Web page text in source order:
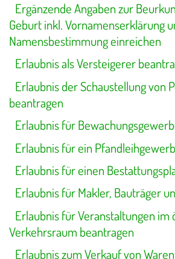
Ergänzende Angaben zur
Geburt inkl. Vornamenserklärung
Namensbestimmung einreichen
Erlaubnis als Versteigerer
Erlaubnis der Schaustellung von
beantragen
Erlaubnis für
Erlaubnis für ein
Erlaubnis für einen
Erlaubnis für Makler, Bauträger
Erlaubnis für Veranstaltungen im
Verkehrsraum beantragen
Erlaubnis zum Verkauf von